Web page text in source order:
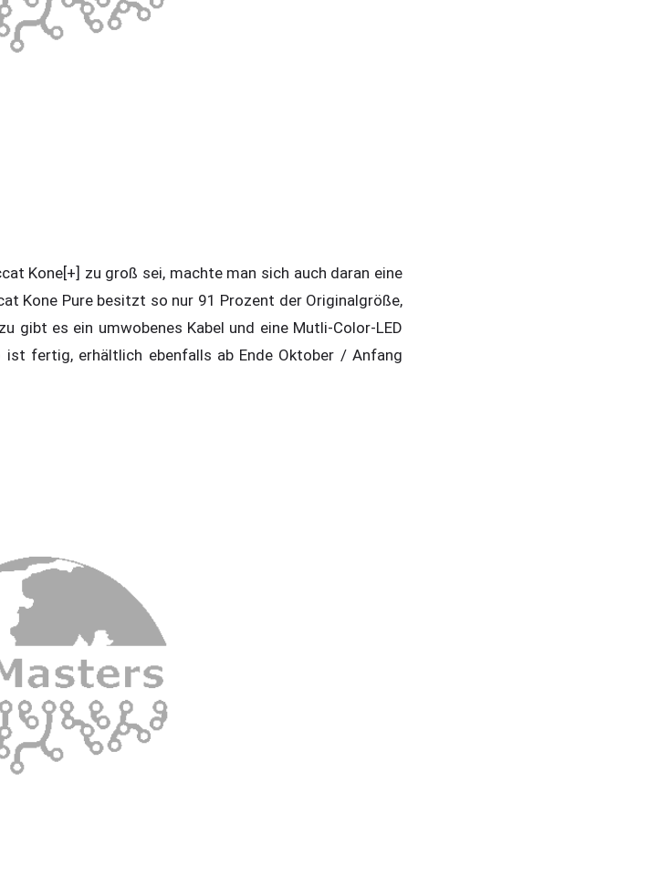
Kone[+] zu groß sei, machte man sich auch daran eine
Kone Pure besitzt so nur 91 Prozent der Originalgröße,
gibt es ein umwobenes Kabel und eine Mutli-Color-LED
ist fertig, erhältlich ebenfalls ab Ende Oktober / Anfang